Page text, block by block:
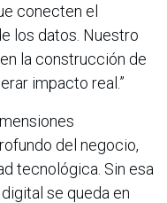
conecten el
los datos. Nuestro
la construcción de
impacto real.”
del negocio,
tecnológica. Sin esa
se queda en